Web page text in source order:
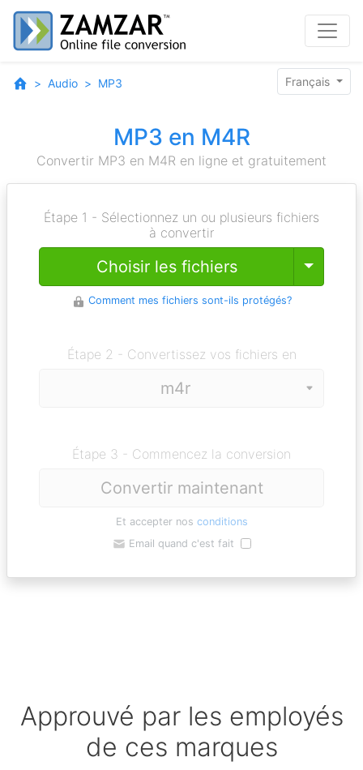
Audio MP3 Français
MP3 en M4R
Convertir MP3 en M4R en ligne et gratuitement
Étape 1 - Sélectionnez un ou plusieurs fichiers
à convertir
Choisir les fichiers Toggle
Comment mes fichiers sont-ils protégés?
Étape 2 - Convertissez vos fichiers en
Étape 3 - Commencez la conversion
Convertir maintenant
Et accepter nos conditions
Email quand c'est fait
Approuvé par les employés
de ces marques